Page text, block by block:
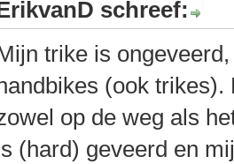
schreef:
trike is
(ook
op de weg als
(hard) geveerd en